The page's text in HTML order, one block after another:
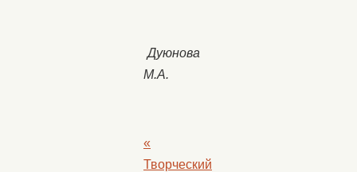
Дуюнова
М.А.
«
Творческий